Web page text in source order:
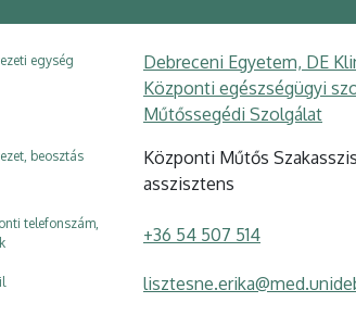
egység
Debreceni Egyetem, DE
Központi egészségügyi
Műtőssegédi Szolgálat
beosztás
Központi Műtős
asszisztens
telefonszám,
+36 54 507 514